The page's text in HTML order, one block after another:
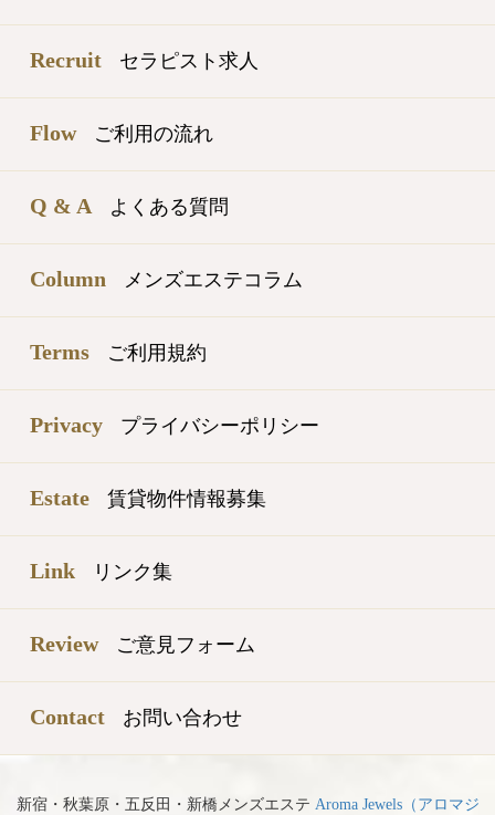
Recruit セラピスト求人
Flow ご利用の流れ
Q & A よくある質問
Column メンズエステコラム
Terms ご利用規約
Privacy プライバシーポリシー
Estate 賃貸物件情報募集
Link リンク集
Review ご意見フォーム
Contact お問い合わせ
新宿・秋葉原・五反田・新橋メンズエステ Aroma Jewels（アロマジ